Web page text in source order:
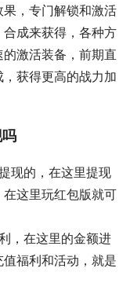
，专门解锁和激活
成来获得，各种方
激活装备，前期直
获得更高的战力加
现的，在这里提现
这里玩红包版就可
，在这里的金额进
福利和活动，就是